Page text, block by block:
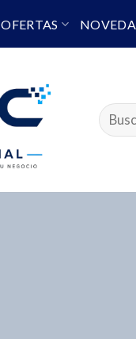
OFERTAS
Buscar
por: